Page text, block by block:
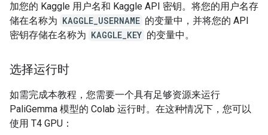
加您的 Kaggle 用户名和 Kaggle API 密钥。将您的用户名存
储在名称为 KAGGLE_USERNAME 的变量中，并将您的 API
密钥存储在名称为 KAGGLE_KEY 的变量中。
选择运行时
如需完成本教程，您需要一个具有足够资源来运行
PaliGemma 模型的 Colab 运行时。在这种情况下，您可以
使用 T4 GPU：